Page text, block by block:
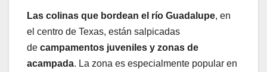
Las colinas que bordean el río Guadalupe, en
el centro de Texas, están salpicadas
de campamentos juveniles y zonas de
acampada. La zona es especialmente popular en